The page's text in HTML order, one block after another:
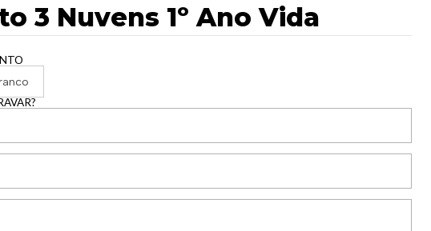
3 Nuvens 1º Ano Vida